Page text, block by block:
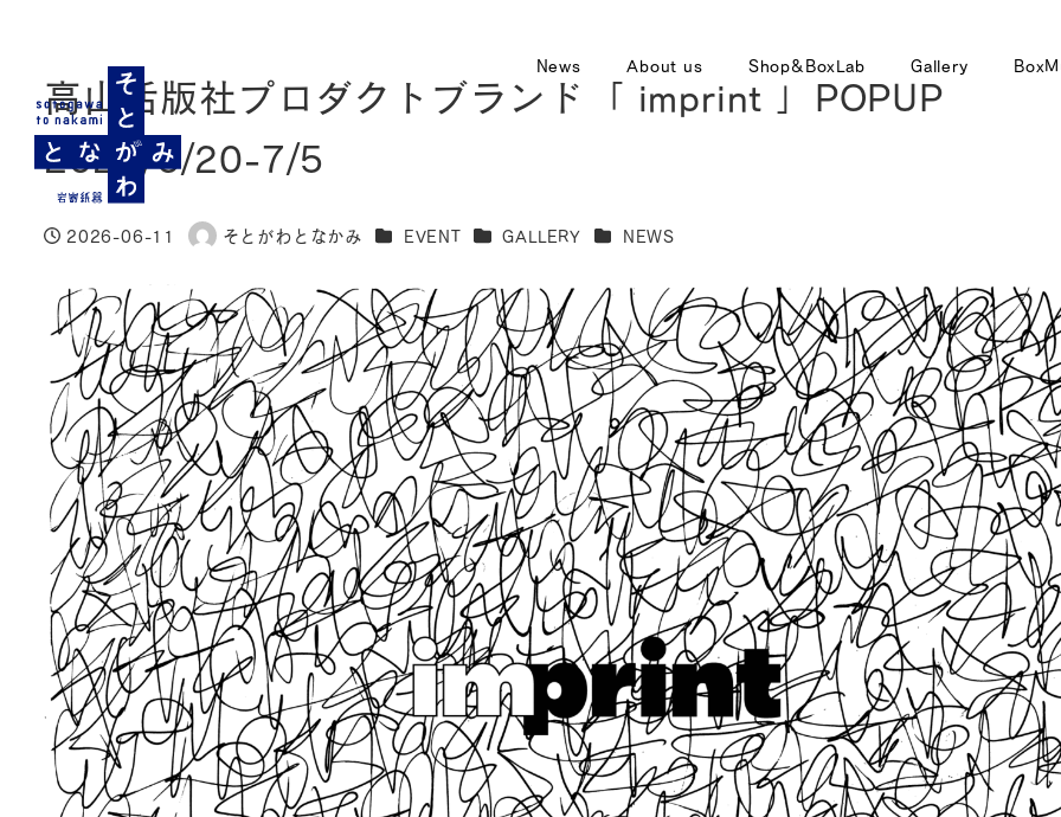
News About us Shop&BoxLab Gallery
高山活版社プロダクトブランド「 imprint 」POPUP
2026/6/20-7/5
投稿日
2026-06-11
著
そとがわとなかみ カテゴリー
EVENT カテゴリー
GALLERY カテゴリー
NEWS